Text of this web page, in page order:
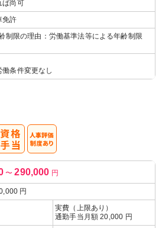
ば尚可
免許
制限の理由：労働基準法等による年齢制限
条件変更なし
〜 290,000 円
円
実費（上限あり）
通勤手当月額 20,000 円